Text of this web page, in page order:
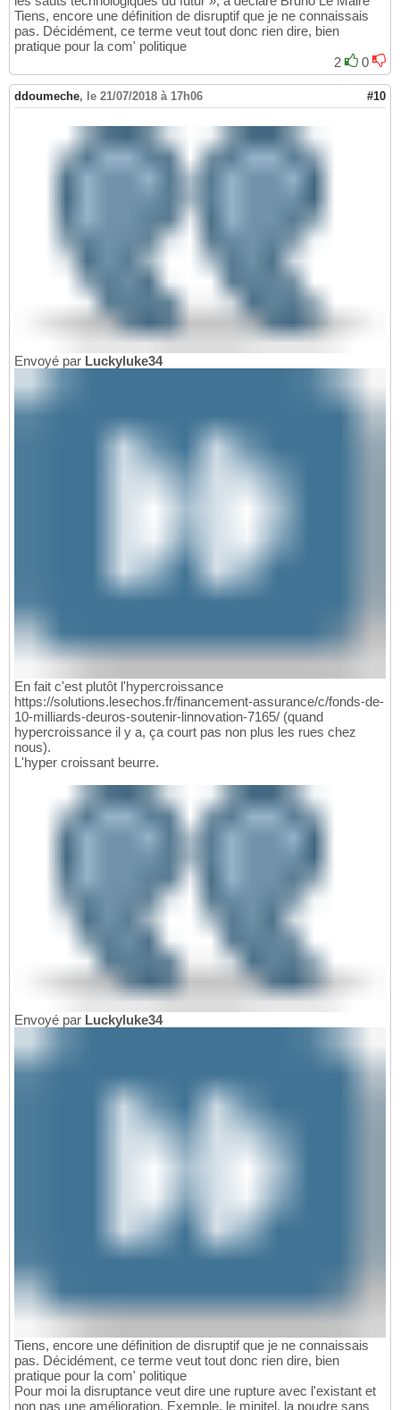
Tiens, encore une définition de disruptif que je ne connaissais
pas. Décidément, ce terme veut tout donc rien dire, bien
pratique pour la com' politique
2
0
ddoumeche, le 21/07/2018 à 17h06 #10
Envoyé par Luckyluke34
En fait c'est plutôt l'hypercroissance
https://solutions.lesechos.fr/financement-assurance/c/fonds-de-
10-milliards-deuros-soutenir-linnovation-7165/ (quand
hypercroissance il y a, ça court pas non plus les rues chez
nous).
L'hyper croissant beurre.
Envoyé par Luckyluke34
Tiens, encore une définition de disruptif que je ne connaissais
pas. Décidément, ce terme veut tout donc rien dire, bien
pratique pour la com' politique
Pour moi la disruptance veut dire une rupture avec l'existant et
non pas une amélioration. Exemple, le minitel, la poudre sans